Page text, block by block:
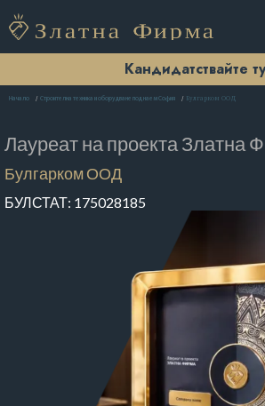
Кандидатствайте
Начало Строителна техника и оборудване под наем София Булгарком ООД
Лауреат на проектаЗлатна
Булгарком ООД
БУЛСТАТ: 175028185